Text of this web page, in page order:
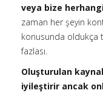
veya bize
zaman her şeyin
konusunda oldukça
fazlası.
Oluşturulan
iyileştirir ancak